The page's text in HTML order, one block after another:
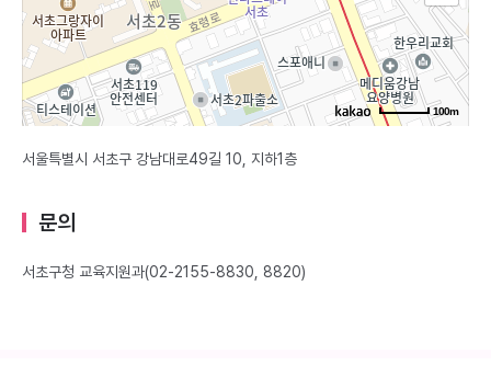
100m
서울특별시 서초구 강남대로49길 10, 지하1층
문의
서초구청 교육지원과(02-2155-8830, 8820)